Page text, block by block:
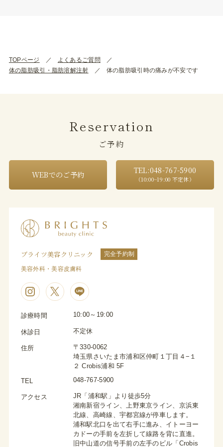
TOPページ
よくあるご質問
体の脂肪吸引・脂肪溶解注射
体の脂肪吸引時の痛みが不安です
Reservation
ご予約
WEBでのご予約 TEL:048-767-5900
（10:00~19:00 不定休）
ブライツ美容クリニック 完全予約制
美容外科・美容皮膚科
診療時間 10:00～19:00
休診日 不定休
住所
〒330-0062
埼玉県さいたま市浦和区仲町１丁目４−１
２ Crobis浦和 5F
TEL 048-767-5900
アクセス
JR「浦和駅」より徒歩5分
湘南新宿ライン、上野東京ライン、京浜東
北線、高崎線、宇都宮線が停車します。
浦和駅北口を出て右手に進み、イトーヨー
カドーの手前を左折して線路を背に直進。
旧中山道の信号手前の左手のビル「Crobis